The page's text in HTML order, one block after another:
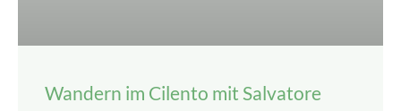
Wandern im Cilento mit Salvatore